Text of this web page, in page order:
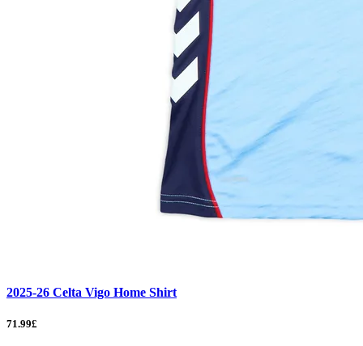
2025-26 Celta Vigo Home Shirt
71.99£